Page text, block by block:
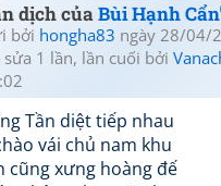
dịch củaBùi Hạnh Cẩn
bởi hongha83 ngày 28/04/
1 lần, lần cuối bởi
Tần diệt tiếp nhau
vái chủ nam khu
cũng xưng hoàng đế